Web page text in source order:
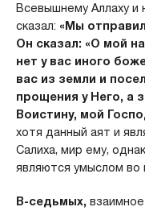
Всевышнему Аллаху
сказал: «Мы
Он сказал: «О мой
нет у вас иного
вас из земли и
прощения у Него, а
Воистину, мой
хотя данный аят и
Салиха, мир ему,
являются умыслом во
В-седьмых,